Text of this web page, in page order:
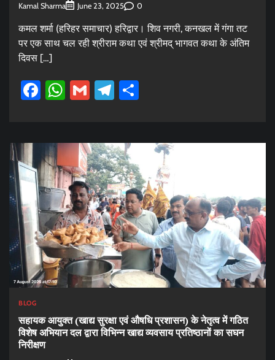
Kamal Sharma June 23, 2025 0
कमल शर्मा (हरिहर समाचार) हरिद्वार। शिव नगरी, कनखल में गंगा तट
पर एक साथ चल रही श्रीराम कथा एवं श्रीमद् भागवत कथा के अंतिम
दिवस […]
Facebook
WhatsApp
GmailTelegram
BLOG
सहायक आयुक्त (खाद्य सुरक्षा एवं औषधि प्रशासन) के नेतृत्व में गठित
विशेष अभियान दल द्वारा विभिन्न खाद्य व्यवसाय प्रतिष्ठानों का सघन
निरीक्षण